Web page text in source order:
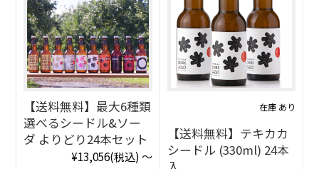
【送料無料】最大6種類
選べるシードル&ソー
ダ よりどり24本セット
¥13,056(税込) ～
在庫 あり
【送料無料】テキカカ
シードル (330ml) 24本